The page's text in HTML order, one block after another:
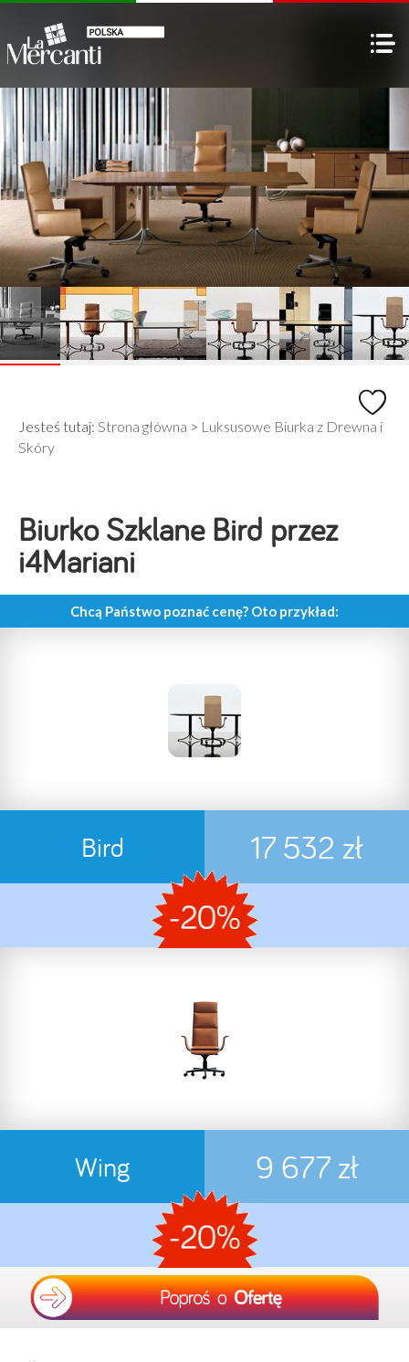
Jesteś tutaj: Strona główna > Luksusowe Biurka z Drewna i
Skóry
Biurko Szklane Bird przez
i4Mariani
Chcą Państwo poznać cenę? Oto przykład:
Bird 17 532 zł
Wing 9 677 zł